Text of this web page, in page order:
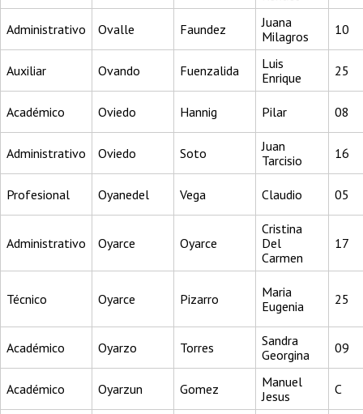
Administrativo Ovalle Faundez
Juana
Milagros
10
Auxiliar Ovando Fuenzalida
Luis
Enrique
25
Académico Oviedo Hannig Pilar 08
Administrativo Oviedo Soto
Juan
Tarcisio
16
Profesional Oyanedel Vega Claudio 05
Administrativo Oyarce Oyarce
Cristina
Del
Carmen
17
Técnico Oyarce Pizarro
Maria
Eugenia
25
Académico Oyarzo Torres
Sandra
Georgina
09
Académico Oyarzun Gomez
Manuel
Jesus
C